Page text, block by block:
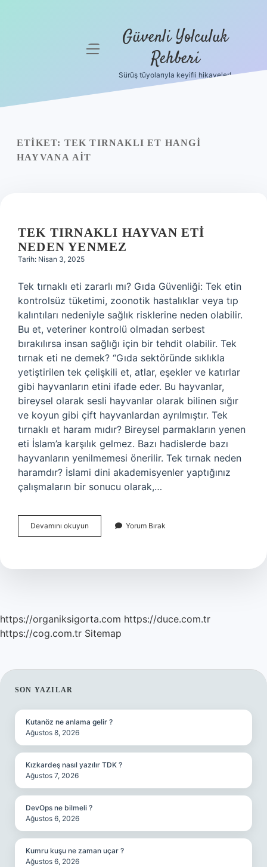
Yasal Uyarı
menüyü Güvenli Yolculuk
Rehberi
Sürüş tüyolarıyla keyifli hikayeler!
ETIKET: TEK TIRNAKLI ET HANGI
HAYVANA AIT
TEK TIRNAKLI HAYVAN ETI
NEDEN YENMEZ
Tarih: Nisan 3, 2025
Tek tırnaklı eti zararlı mı? Gıda Güvenliği: Tek etin
kontrolsüz tüketimi, zoonotik hastalıklar veya tıp
kalıntıları nedeniyle sağlık risklerine neden olabilir.
Bu et, veteriner kontrolü olmadan serbest
bırakılırsa insan sağlığı için bir tehdit olabilir. Tek
tırnak eti ne demek? “Gıda sektöründe sıklıkla
yetiştirilen tek çelişkili et, atlar, eşekler ve katırlar
gibi hayvanların etini ifade eder. Bu hayvanlar,
bireysel olarak sesli hayvanlar olarak bilinen sığır
ve koyun gibi çift hayvanlardan ayrılmıştır. Tek
tırnaklı et haram mıdır? Bireysel parmakların yenen
eti İslam’a karşılık gelmez. Bazı hadislerde bazı
hayvanların yenilmemesi önerilir. Tek tırnak neden
haramdır? İslami dini akademisyenler yaptığınız
çalışmaların bir sonucu olarak,…
Devamını okuyun
Tırnaklı
Neden
Yorum Bırak
https://organiksigorta.com https://duce.com.tr
https://cog.com.tr Sitemap
SIDEBAR
SON YAZILAR
Kutanöz ne anlama gelir ?
Ağustos 8, 2026
Kızkardeş nasıl yazılır TDK ?
Ağustos 7, 2026
DevOps ne bilmeli ?
Ağustos 6, 2026
Kumru kuşu ne zaman uçar ?
Ağustos 6, 2026